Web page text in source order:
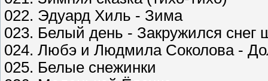
022. Эдуард Хиль - Зима
023. Белый день - Закружился снег
024. Любэ и Людмила Соколова -
025. Белые снежинки